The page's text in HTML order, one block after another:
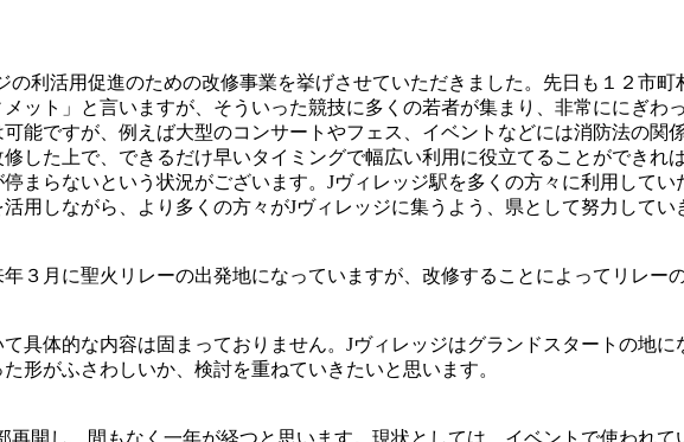
利活用促進のための改修事業を挙げさせていただきました。先日も１２市
ット」と言いますが、そういった競技に多くの若者が集まり、非常ににぎ
能ですが、例えば大型のコンサートやフェス、イベントなどには消防法の関
した上で、できるだけ早いタイミングで幅広い利用に役立てることができれ
まらないという状況がございます。Jヴィレッジ駅を多くの方々に利用して
用しながら、より多くの方々がJヴィレッジに集うよう、県として努力してい
３月に聖火リレーの出発地になっていますが、改修することによってリレー
具体的な内容は固まっておりません。Jヴィレッジはグランドスタートの地に
形がふさわしいか、検討を重ねていきたいと思います。
開し、間もなく一年が経つと思います。現状としては、イベントで使われ